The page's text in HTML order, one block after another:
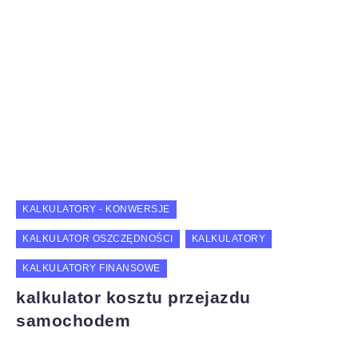
KALKULATORY - KONWERSJE
KALKULATOR OSZCZĘDNOŚCI KALKULATORY
KALKULATORY FINANSOWE
kalkulator kosztu przejazdu
samochodem